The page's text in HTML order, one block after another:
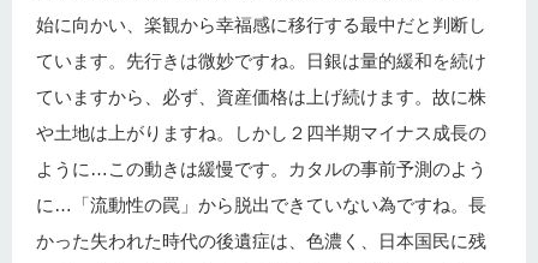
始に向かい、楽観から幸福感に移行する最中だと判断し
ています。先行きは微妙ですね。日銀は量的緩和を続け
ていますから、必ず、資産価格は上げ続けます。故に株
や土地は上がりますね。しかし２四半期マイナス成長の
ように…この動きは緩慢です。カタルの事前予測のよう
に…「流動性の罠」から脱出できていない為ですね。長
かった失われた時代の後遺症は、色濃く、日本国民に残